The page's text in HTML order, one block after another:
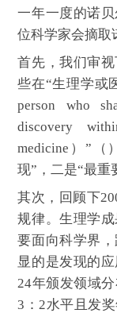
一年一度的诺
位科学家会摘取
首先，我们审
些在“生理学或
person who
discovery
medicine）”（
现”，二是“最重
其次，回顾下
规律。生理学
要面向科学界
显的是发现的
24年颁发领域
3：2水平且发